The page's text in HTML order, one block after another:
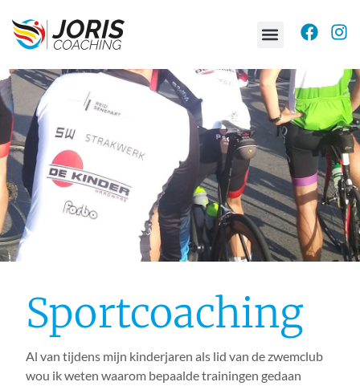
Sportcoaching
Al van tijdens mijn kinderjaren als lid van de zwemclub
wou ik weten waarom bepaalde trainingen gedaan